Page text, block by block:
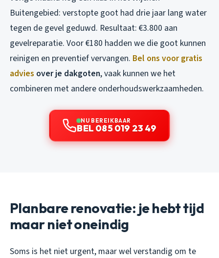
Buitengebied: verstopte goot had drie jaar lang water
tegen de gevel geduwd. Resultaat: €3.800 aan
gevelreparatie. Voor €180 hadden we die goot kunnen
reinigen en preventief vervangen. Bel ons voor gratis
advies over je dakgoten, vaak kunnen we het
combineren met andere onderhoudswerkzaamheden.
NU BEREIKBAAR
BEL 085 019 23 49
Planbare renovatie: je hebt tijd
maar niet oneindig
Soms is het niet urgent, maar wel verstandig om te